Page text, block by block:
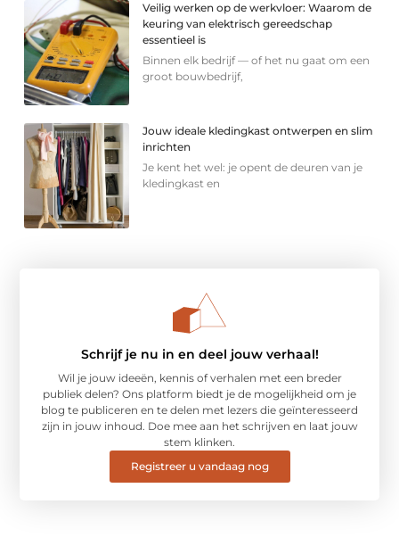
Veilig werken op de werkvloer: Waarom de
keuring van elektrisch gereedschap
essentieel is
Binnen elk bedrijf — of het nu gaat om een
groot bouwbedrijf,
Jouw ideale kledingkast ontwerpen en slim
inrichten
Je kent het wel: je opent de deuren van je
kledingkast en
Schrijf je nu in en deel jouw verhaal!
Wil je jouw ideeën, kennis of verhalen met een breder
publiek delen? Ons platform biedt je de mogelijkheid om je
blog te publiceren en te delen met lezers die geïnteresseerd
zijn in jouw inhoud. Doe mee aan het schrijven en laat jouw
stem klinken.
Registreer u vandaag nog